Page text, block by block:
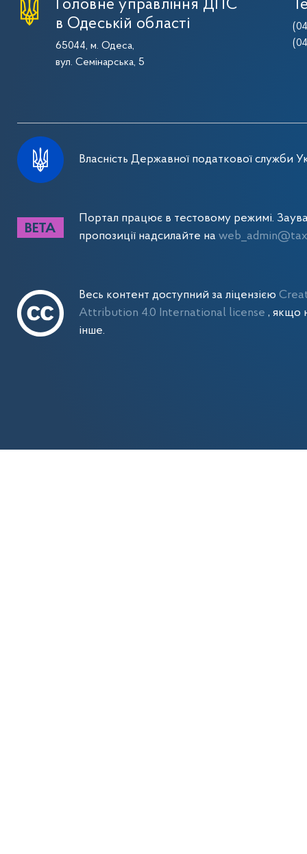
Головне управління ДПС
в Одеській області
65044, м. Одеса,
вул. Семінарська, 5
Власність Державної податкової служби
Портал працює в тестовому режимі.
пропозиції надсилайте на
Весь контент доступний за ліцензією
Attribution 4.0 International license , якщо
інше.